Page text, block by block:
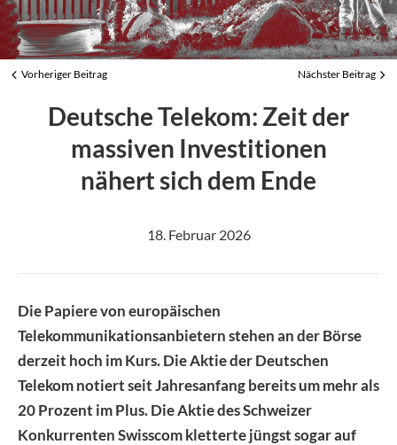
MITGLIEDERBEREICH
REGISTRIEREN LOGIN
Vorheriger Beitrag Nächster Beitrag
LargerDeutsche Telekom: Zeit der
massiven Investitionen
nähert sich dem Ende
18. Februar 2026
Die Papiere von europäischen
Telekommunikationsanbietern stehen an der Börse
derzeit hoch im Kurs. Die Aktie der Deutschen
Telekom notiert seit Jahresanfang bereits um mehr als
20 Prozent im Plus. Die Aktie des Schweizer
Konkurrenten Swisscom kletterte jüngst sogar auf